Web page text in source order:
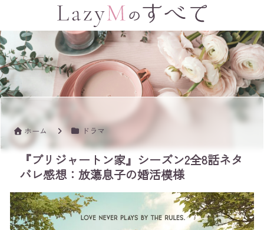
ホーム ドラマ
『ブリジャートン家』シーズン2全8話ネタ
バレ感想：放蕩息子の婚活模様